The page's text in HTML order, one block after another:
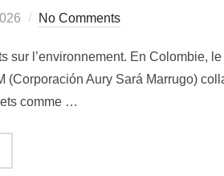
No Comments
l’environnement. En Colombie,
(Corporación Aury Sará Marrugo)
comme …
ÉNERGÉTIQUE ET